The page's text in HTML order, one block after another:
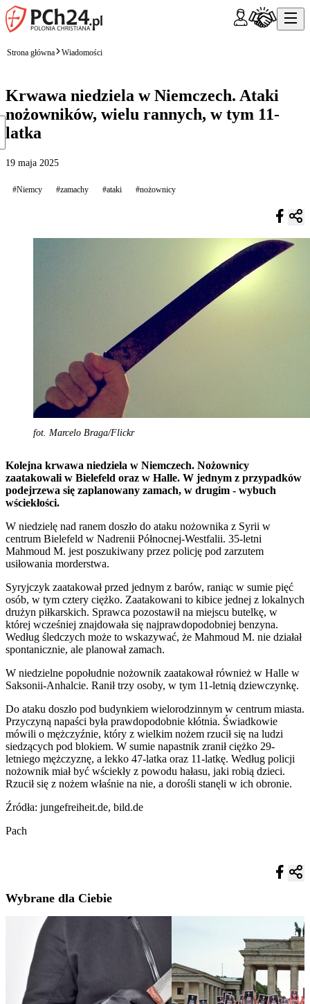
Strona główna Wiadomości
Krwawa niedziela w Niemczech. Ataki
nożowników, wielu rannych, w tym 11-
latka
19 maja 2025
#Niemcy #zamachy #ataki #nożownicy
fot. Marcelo Braga/Flickr
Kolejna krwawa niedziela w Niemczech. Nożownicy
zaatakowali w Bielefeld oraz w Halle. W jednym z przypadków
podejrzewa się zaplanowany zamach, w drugim - wybuch
wściekłości.
W niedzielę nad ranem doszło do ataku nożownika z Syrii w
centrum Bielefeld w Nadrenii Północnej-Westfalii. 35-letni
Mahmoud M. jest poszukiwany przez policję pod zarzutem
usiłowania morderstwa.
Syryjczyk zaatakował przed jednym z barów, raniąc w sumie pięć
osób, w tym cztery ciężko. Zaatakowani to kibice jednej z lokalnych
drużyn piłkarskich. Sprawca pozostawił na miejscu butelkę, w
której wcześniej znajdowała się najprawdopodobniej benzyna.
Według śledczych może to wskazywać, że Mahmoud M. nie działał
spontanicznie, ale planował zamach.
W niedzielne popołudnie nożownik zaatakował również w Halle w
Saksonii-Anhalcie. Ranił trzy osoby, w tym 11-letnią dziewczynkę.
Do ataku doszło pod budynkiem wielorodzinnym w centrum miasta.
Przyczyną napaści była prawdopodobnie kłótnia. Świadkowie
mówili o mężczyźnie, który z wielkim nożem rzucił się na ludzi
siedzących pod blokiem. W sumie napastnik zranił ciężko 29-
letniego mężczyznę, a lekko 47-latka oraz 11-latkę. Według policji
nożownik miał być wściekły z powodu hałasu, jaki robią dzieci.
Rzucił się z nożem właśnie na nie, a dorośli stanęli w ich obronie.
Źródła: jungefreiheit.de, bild.de
Pach
Wybrane dla Ciebie